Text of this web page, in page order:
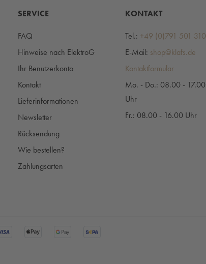
SERVICE
FAQ
Hinweise nach ElektroG
Ihr Benutzerkonto
Kontakt
Lieferinformationen
Newsletter
Rücksendung
Wie bestellen?
Zahlungsarten
KONTAKT
Tel.: +49 (0)791 501 310
E-Mail: shop@klafs.de
Kontaktformular
Mo. - Do.: 08.00 - 17.00
Uhr
Fr.: 08.00 - 16.00 Uhr